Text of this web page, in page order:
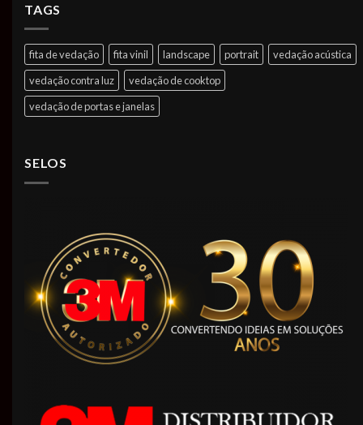
TAGS
fita de vedação fita vinil landscape portrait
vedação acústica
vedação contra luz
vedação de cooktop
vedação de portas e janelas
SELOS